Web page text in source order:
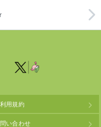
用規約
い合わせ